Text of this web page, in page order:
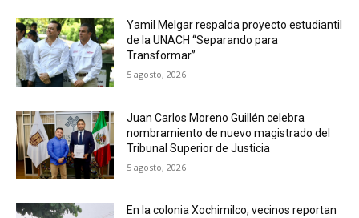
Yamil Melgar respalda proyecto estudiantil
de la UNACH “Separando para
Transformar”
5 agosto, 2026
Juan Carlos Moreno Guillén celebra
nombramiento de nuevo magistrado del
Tribunal Superior de Justicia
5 agosto, 2026
En la colonia Xochimilco, vecinos reportan